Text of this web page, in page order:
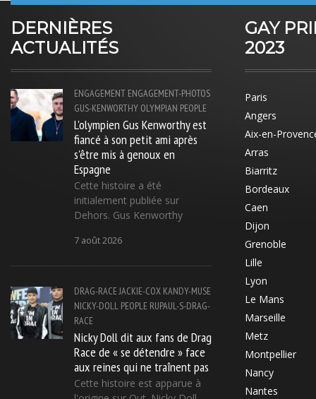
DERNIÈRES
ACTUALITÉS
ENGAGEMENT ENGAGEMENT-PHOTOS
GUS-KENWORTHY OLYMPIAN PEOPLE
L'olympien Gus Kenworthy est
fiancé à son petit ami après
s'être mis à genoux en
Espagne
Cette histoire a été
initialement publiée sur
Dehors. Gus Kenworthy
7 août 2026
DRAG-RACEJACKIE-COX KANDY-MUSE
NICKY-DOLL PEOPLE RUPAUL-S-DRAG-
RACE
Nicky Doll dit aux fans de Drag
Race de « se détendre » face
aux reines qui ne traînent pas
Cette histoire est apparue à
GAY
2023
Paris
Angers
Aix-en-
Arras
Biarritz
Bordeaux
Caen
Dijon
Grenoble
Lille
Lyon
Le Mans
Marseille
Metz
Montpellier
Nancy
Nantes